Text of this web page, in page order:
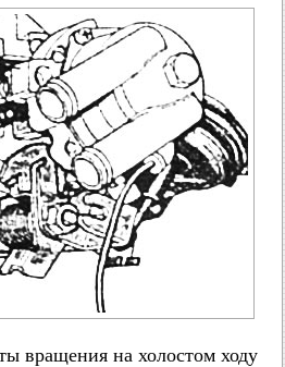
вращения на холостом ходу